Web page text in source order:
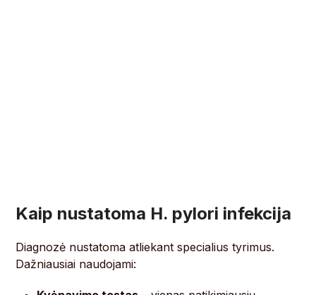
Kaip nustatoma H. pylori infekcija
Diagnozė nustatoma atliekant specialius tyrimus.
Dažniausiai naudojami: